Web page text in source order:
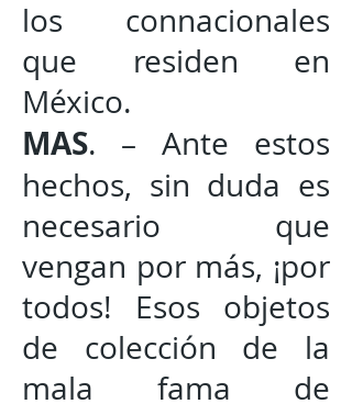
los connacionales
que residen en
México.
MAS. – Ante estos
hechos, sin duda es
necesario que
vengan por más, ¡por
todos! Esos objetos
de colección de la
mala fama de